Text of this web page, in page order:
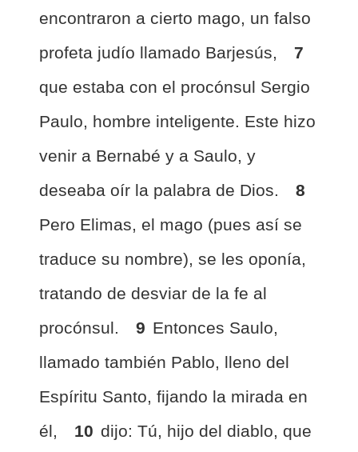
encontraron a cierto mago, un falso
profeta judío llamado Barjesús,
7
que estaba con el procónsul Sergio
Paulo, hombre inteligente. Este hizo
venir a Bernabé y a Saulo, y
deseaba oír la palabra de Dios.
8
Pero Elimas, el mago (pues así se
traduce su nombre), se les oponía,
tratando de desviar de la fe al
procónsul.
9 Entonces Saulo,
llamado también Pablo, lleno del
Espíritu Santo, fijando la mirada en
él,
10 dijo: Tú, hijo del diablo, que